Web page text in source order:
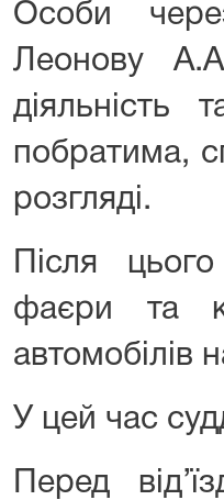
Особи
Леонову
діяльність
побратима,
розгляді.
Після
фаєри та
автомобілів
У цей час
Перед